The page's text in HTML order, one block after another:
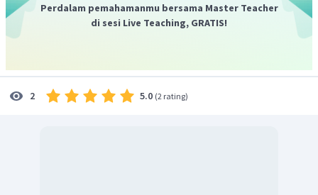
Perdalam pemahamanmu bersama Master Teacher
di sesi Live Teaching, GRATIS!
2 5.0 (2 rating)